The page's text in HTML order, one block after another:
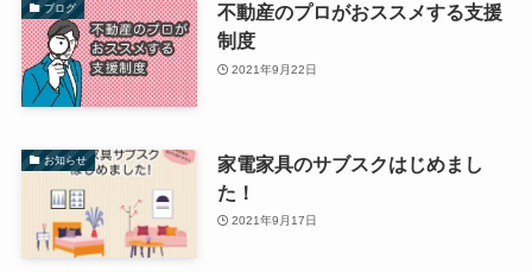
ブログ
不動産のプロがおススメする支援
制度
2021年9月22日
お知らせ
家電家具のサブスクはじめまし
た！
2021年9月17日